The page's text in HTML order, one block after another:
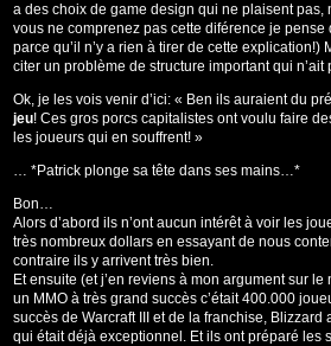
a des choix de game design qui ne plaisent pas,
vous ne comprenez pas cette diférence je
parce qu’il n’y a rien à tirer de cette
citer un problème de structure important qui
Ok, je les vois venir d’ici: « Ben ils auraient du
jeu! Ces gros porcs capitalistes ont voulu faire
les joueurs qui en souffrent! »
… *Patrick plonge sa tête dans ses mains…*
Bon…
Alors d’abord ils n’ont aucun intérêt à voir les
très nombreux dollars en essayant de nous
contraire ils y arrivent très bien.
Et ensuite (et j’en reviens à mon argument sur
un MMO à très grand succès c’était 400.000
succès de Warcraft III et de la franchise,
qui était déjà exceptionnel. Et ils ont préparé